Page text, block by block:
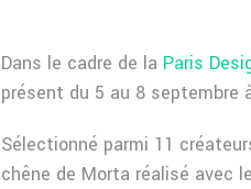
Dans le cadre de la Paris
présent du 5 au 8 septembre
Sélectionné parmi 11
chêne de Morta réalisé avec